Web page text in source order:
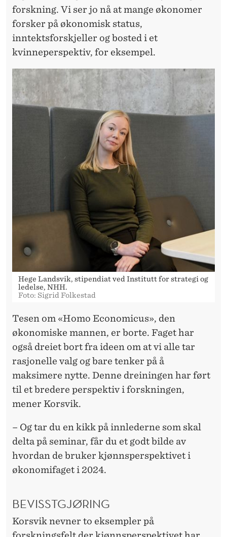
forskning. Vi ser jo nå at mange økonomer
forsker på økonomisk status,
inntektsforskjeller og bosted i et
kvinneperspektiv, for eksempel.
Hege Landsvik, stipendiat ved Institutt for strategi og
ledelse, NHH.
Foto: Sigrid Folkestad
Tesen om «Homo Economicus», den
økonomiske mannen, er borte. Faget har
også dreiet bort fra ideen om at vi alle tar
rasjonelle valg og bare tenker på å
maksimere nytte. Denne dreiningen har ført
til et bredere perspektiv i forskningen,
mener Korsvik.
– Og tar du en kikk på innlederne som skal
delta på seminar, får du et godt bilde av
hvordan de bruker kjønnsperspektivet i
økonomifaget i 2024.
BEVISSTGJØRING
Korsvik nevner to eksempler på